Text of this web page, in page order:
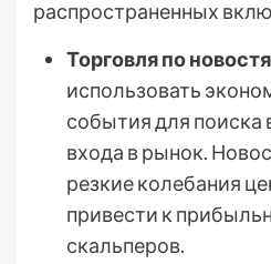
распространенных
Торговля по
использовать
события для
входа в рынок.
резкие колебания
привести к
скальперов.